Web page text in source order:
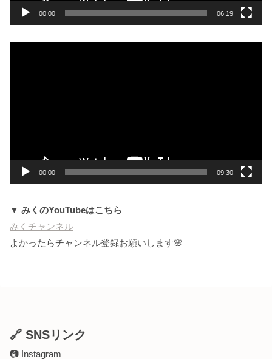
00:00 06:19
00:00 09:30
▼ みくのYouTubeはこちら
みくチャンネル
よかったらチャンネル登録お願いします🌸
🔗 SNSリンク
📷 Instagram